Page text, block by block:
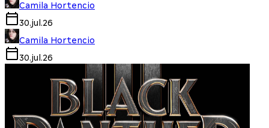
Camila Hortencio
30.jul.26
Camila Hortencio
30.jul.26